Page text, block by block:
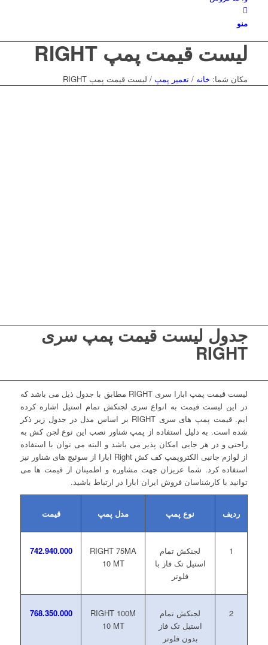
منو
لیست قیمت پمپ RIGHT
مکان شما: خانه / تعمیر پمپ / لیست قیمت پمپ RIGHT
جدول لیست قیمت پمپ سری
RIGHT
لیست قیمت پمپ ابارا سری RIGHT مطابق با جدول ذیل می باشد که
در این لیست قیمت به انواع سری لجنکش تمام استیل اشاره کرده
ایم. قیمت پمپ های سری RIGHT بر اساس مدل در جدول زیر ذکر
شده است. به دلیل استفاده از پمپ شناور نصب این نوع لجن کش به
راحتی و در هر جایی امکان پذیر می باشد و البته می توان با استفاده
از لوازم جانبی الکتروپمپ کف کش Right ابارا از سوئیچ های شناور نیز
استفاده کرد. شما عزیزان جهت مشاوره و اطمینان از قیمت ها می
توانید با کارشناسان فروش ایران ابارا در ارتباط باشید.
قیمت مدل پمپ نوع پمپ ردیف
742.940.000
RIGHT 75MA
10 MT
لجنکش تمام
استیل تک فاز با
فلوتر
1
768.350.000
RIGHT 100M
10 MT
لجنکش تمام
استیل تک فاز
بدون فلوتر
2